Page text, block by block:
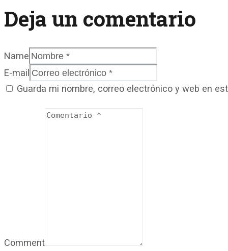
Deja un comentario
Name
E-mail
Guarda mi nombre, correo electrónico y web en
Comment